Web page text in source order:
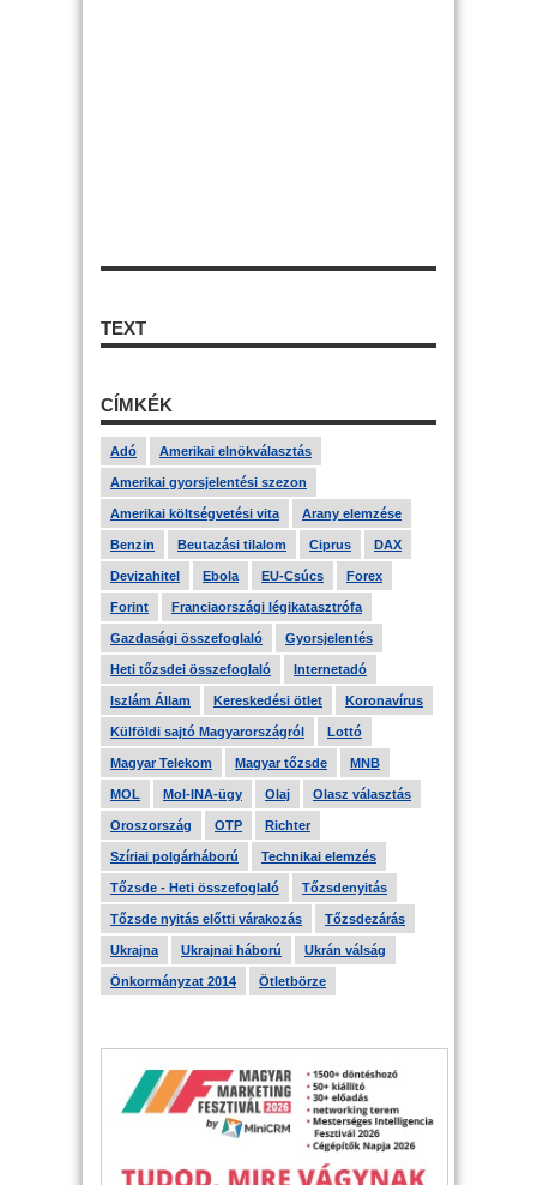
TEXT
CÍMKÉK
Adó Amerikai elnökválasztás
Amerikai gyorsjelentési szezon
Amerikai költségvetési vita Arany elemzése
Benzin Beutazási tilalom Ciprus DAX
Devizahitel Ebola EU-Csúcs Forex
Forint Franciaországi légikatasztrófa
Gazdasági összefoglaló Gyorsjelentés
Heti tőzsdei összefoglaló Internetadó
Iszlám Állam Kereskedési ötlet Koronavírus
Külföldi sajtó Magyarországról Lottó
Magyar Telekom Magyar tőzsde MNB
MOL Mol-INA-ügy Olaj Olasz választás
Oroszország OTP Richter
Szíriai polgárháború Technikai elemzés
Tőzsde - Heti összefoglaló Tőzsdenyitás
Tőzsde nyitás előtti várakozás Tőzsdezárás
Ukrajna Ukrajnai háború Ukrán válság
Önkormányzat 2014 Ötletbörze